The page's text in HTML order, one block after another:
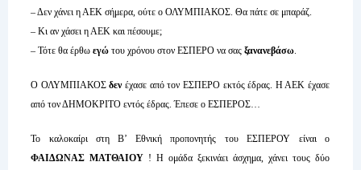
– Δεν χάνει η ΑΕΚ σήμερα, ούτε ο ΟΛΥΜΠΙΑΚΟΣ. Θα πάτε σε μπαράζ.
– Κι αν χάσει η ΑΕΚ και πέσουμε;
– Τότε θα έρθωεγώ του χρόνου στον ΕΣΠΕΡΟ να σαςξανανεβάσω.
Ο ΟΛΥΜΠΙΑΚΟΣδεν έχασε από τον ΕΣΠΕΡΟ εκτός έδρας. Η ΑΕΚ έχασε
από τον ΔΗΜΟΚΡΙΤΟ εντός έδρας. Έπεσε ο ΕΣΠΕΡΟΣ…
Το καλοκαίρι στη Β’ Εθνική προπονητής του ΕΣΠΕΡΟΥ είναι ο
ΦΑΙΔΩΝΑΣ ΜΑΤΘΑΙΟΥ ! Η ομάδα ξεκινάει άσχημα, χάνει τους δύο